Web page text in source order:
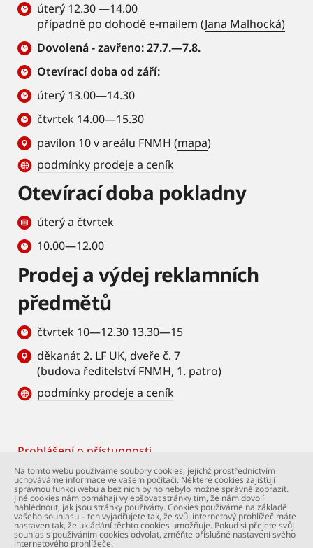
úterý 12.30 —14.00
případně po dohodě e-mailem (Jana Malhocká)
Dovolená - zavřeno: 27.7.—7.8.
Otevírací doba od září:
úterý 13.00—14.30
čtvrtek 14.00—15.30
pavilon 10 v areálu FNMH (mapa)
podmínky prodeje a ceník
Otevírací doba pokladny
úterý a čtvrtek
10.00—12.00
Prodej a výdej reklamních
předmětů
čtvrtek 10—12.30 13.30—15
děkanát 2. LF UK, dveře č. 7
(budova ředitelství FNMH, 1. patro)
podmínky prodeje a ceník
Footer
Prohlášení o přístupnosti
© Univerzita Karlova – 2. lékařská fakulta. Všechna
práva vyhrazena. Foto: 2. LF a Shutterstock.com.
Podpora webu:webmaster@lfmotol.cuni.cz
Na tomto webu používáme soubory cookies, jejichž prostřednictvím
uchováváme informace ve vašem počítači. Některé cookies zajišťují
správnou funkci webu a bez nich by ho nebylo možné správně zobrazit.
Jiné cookies nám pomáhají vylepšovat stránky tím, že nám dovolí
nahlédnout, jak jsou stránky používány. Cookies používáme na základě
vašeho souhlasu – ten vyjadřujete tak, že svůj internetový prohlížeč máte
nastaven tak, že ukládání těchto cookies umožňuje. Pokud si přejete svůj
souhlas s používáním cookies odvolat, změňte příslušné nastavení svého
internetového prohlížeče.